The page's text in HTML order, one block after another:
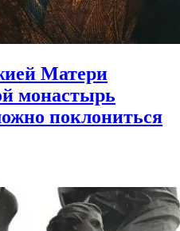
Матери
монастырь
поклониться